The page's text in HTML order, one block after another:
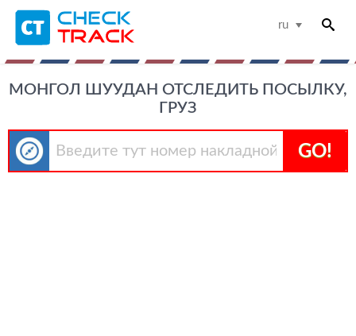
ru
МОНГОЛ ШУУДАН ОТСЛЕДИТЬ ПОСЫЛКУ,
ГРУЗ
GO!